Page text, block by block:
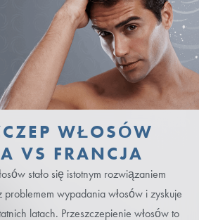
WŁOSÓW
VS FRANCJA
stało się istotnym rozwiązaniem
problemem wypadania włosów i zyskuje
latach. Przeszczepienie włosów to